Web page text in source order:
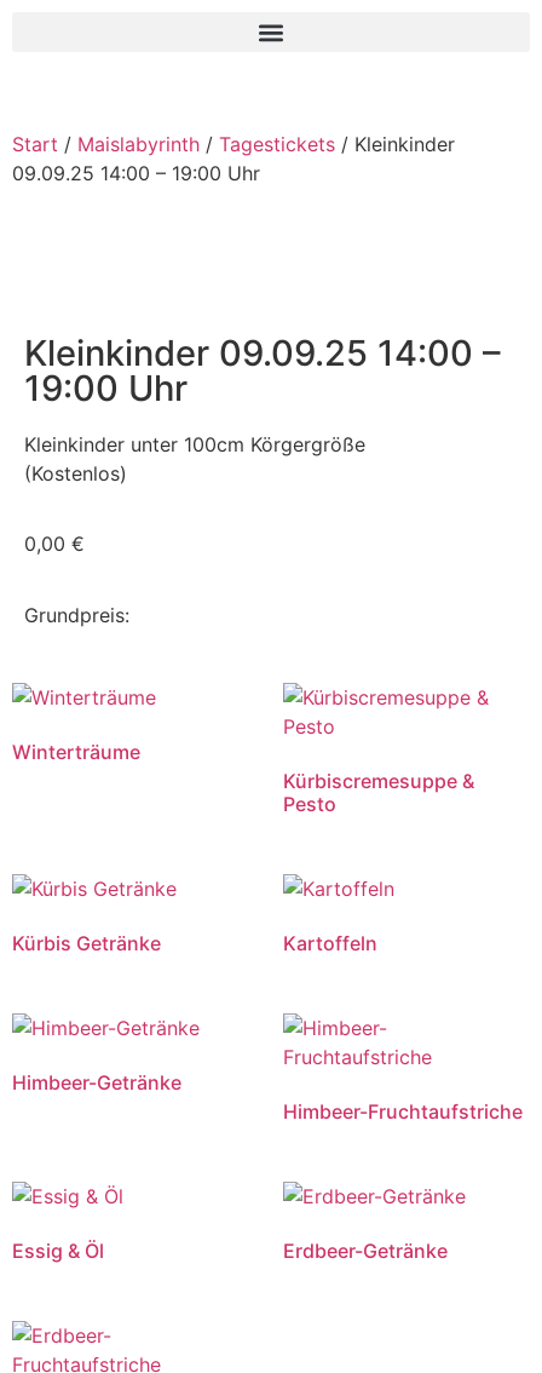
Start / Maislabyrinth / Tagestickets / Kleinkinder
09.09.25 14:00 – 19:00 Uhr
Kleinkinder 09.09.25 14:00 –
19:00 Uhr
Kleinkinder unter 100cm Körgergröße
(Kostenlos)
0,00 €
Grundpreis:
Winterträume
Kürbiscremesuppe &
Pesto
Kürbis Getränke Kartoffeln
Himbeer-Getränke
Himbeer-Fruchtaufstriche
Essig & Öl Erdbeer-Getränke